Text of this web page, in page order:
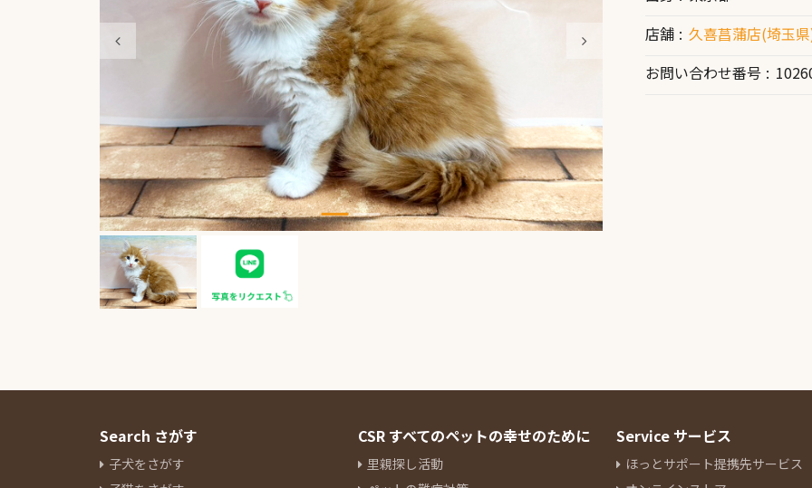
店舗
久喜菖蒲店(埼玉
お問い合わせ番号
Search さがす
子犬をさがす
CSR すべてのペットの幸せのために
里親探し活動
Service サービス
ほっとサポート提携先サービス